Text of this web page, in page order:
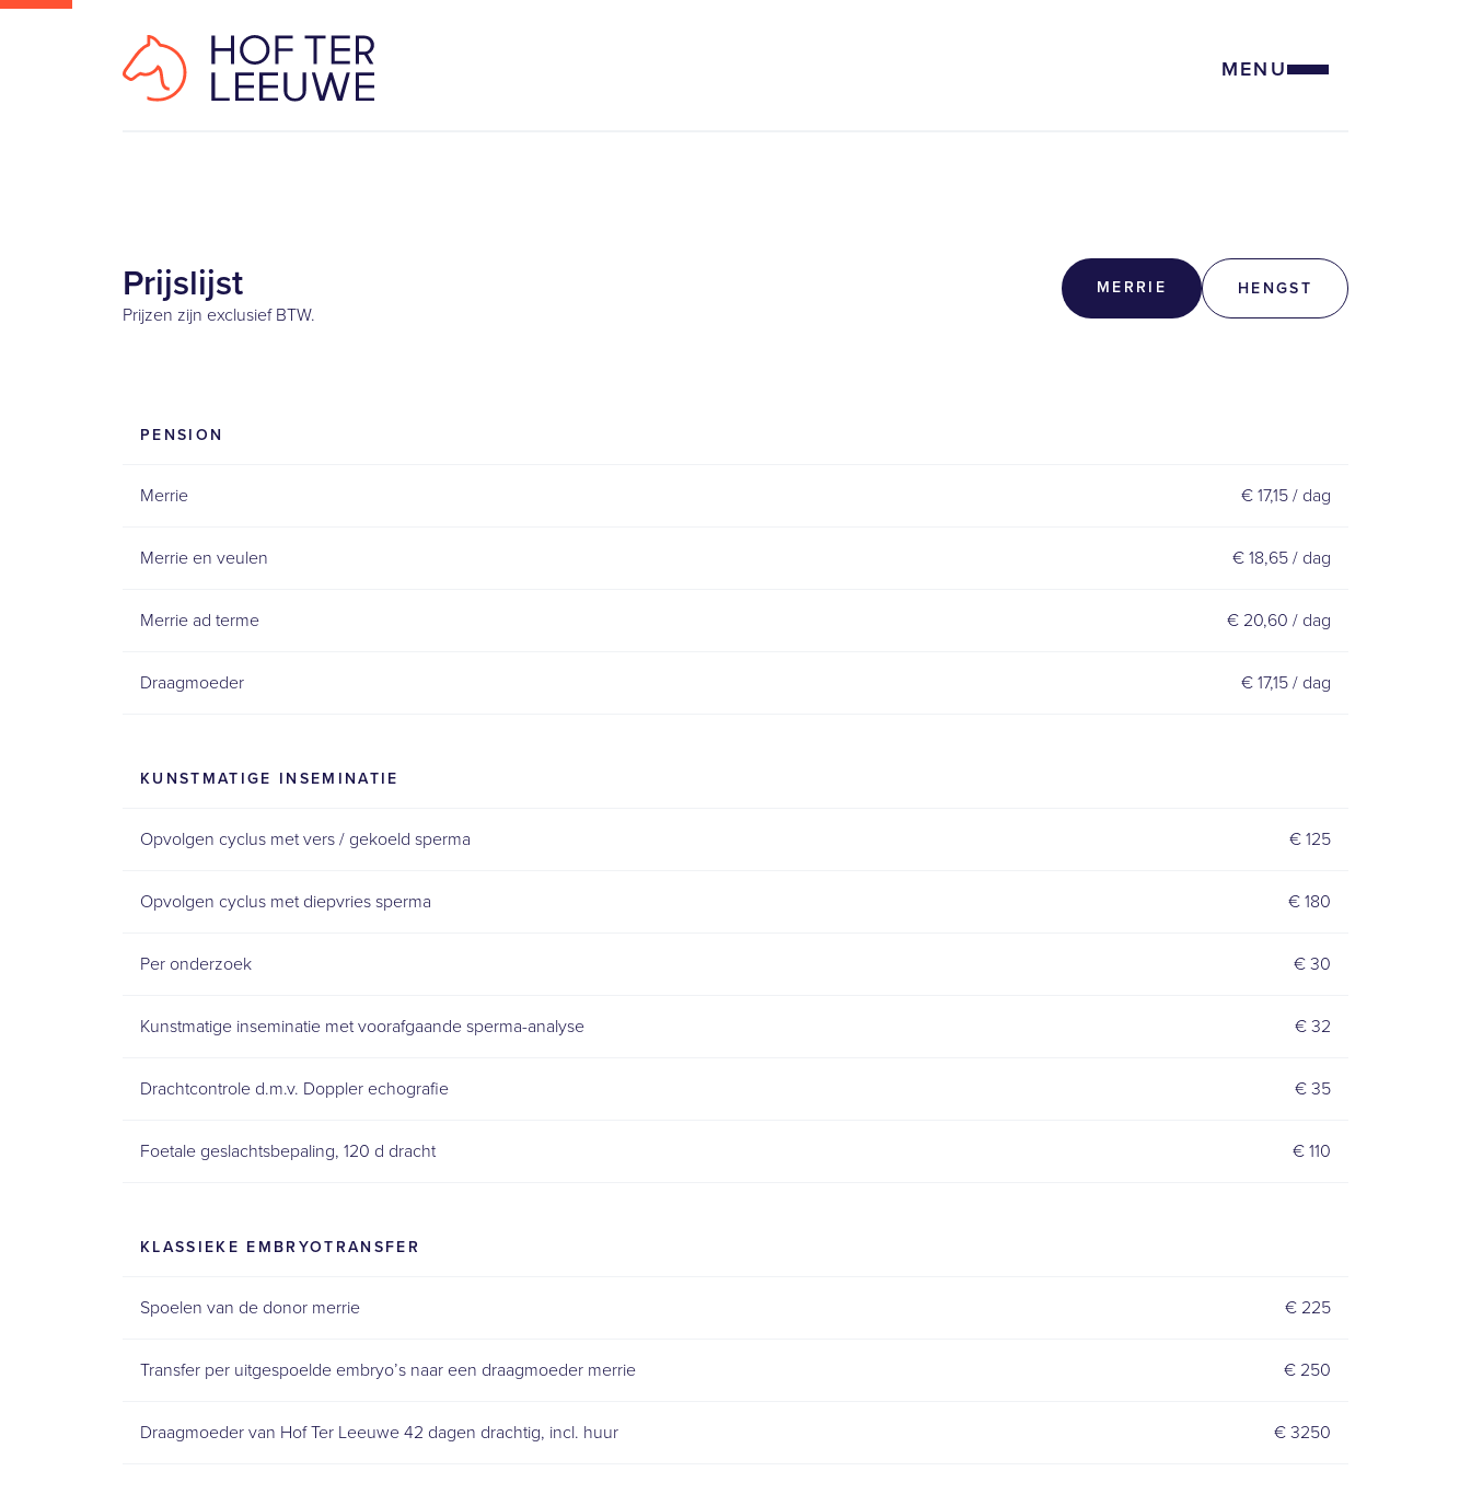
MENU
Prijslijst
Prijzen zijn exclusief BTW.
MERRIE HENGST
PENSION
Merrie € 17,15 / dag
Merrie en veulen € 18,65 / dag
Merrie ad terme € 20,60 / dag
Draagmoeder € 17,15 / dag
KUNSTMATIGE INSEMINATIE
Opvolgen cyclus met vers / gekoeld sperma € 125
Opvolgen cyclus met diepvries sperma € 180
Per onderzoek € 30
Kunstmatige inseminatie met voorafgaande sperma-analyse € 32
Drachtcontrole d.m.v. Doppler echografie € 35
Foetale geslachtsbepaling, 120 d dracht € 110
KLASSIEKE EMBRYOTRANSFER
Spoelen van de donor merrie € 225
Transfer per uitgespoelde embryo’s naar een draagmoeder merrie € 250
Draagmoeder van Hof Ter Leeuwe 42 dagen drachtig, incl. huur € 3250